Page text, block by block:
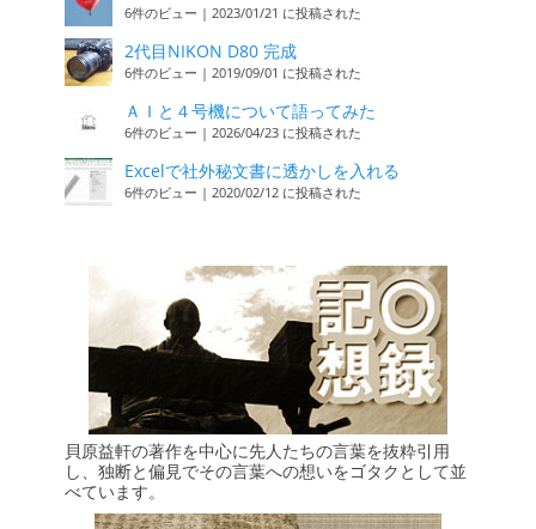
6件のビュー | 2023/01/21 に投稿された
2代目NIKON D80 完成
6件のビュー | 2019/09/01 に投稿された
ＡＩと４号機について語ってみた
6件のビュー | 2026/04/23 に投稿された
Excelで社外秘文書に透かしを入れる
6件のビュー | 2020/02/12 に投稿された
貝原益軒の著作を中心に先人たちの言葉を抜粋引用
し、独断と偏見でその言葉への想いをゴタクとして並
べています。